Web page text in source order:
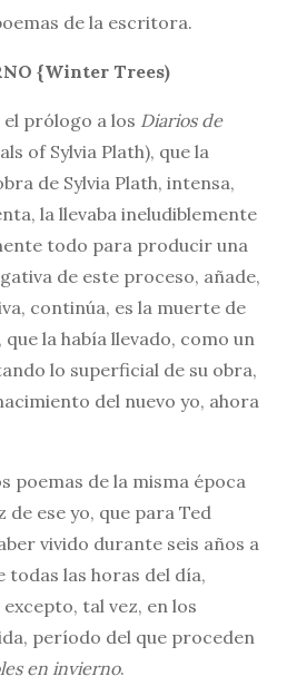
de la escritora.
{Winter Trees)
el prólogo a los Diarios de
of Sylvia Plath), que la
de Sylvia Plath, intensa,
la llevaba ineludiblemente
todo para producir una
de este proceso, añade,
continúa, es la muerte de
la había llevado, como un
lo superficial de su obra,
del nuevo yo, ahora
poemas de la misma época
de ese yo, que para Ted
vivido durante seis años a
las horas del día,
tal vez, en los
período del que proceden
en invierno.